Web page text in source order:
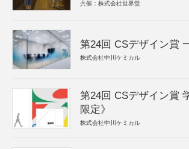
共催：株式会社世界堂
第24回 CSデザイン賞
株式会社中川ケミカル
第24回 CSデザイン賞
限定》
株式会社中川ケミカル